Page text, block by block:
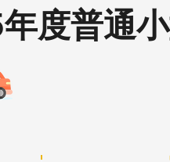
度普通